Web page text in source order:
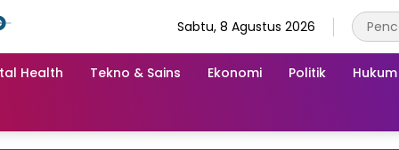
Sabtu, 8 Agustus 2026
Health Tekno & Sains Ekonomi Politik Hukum